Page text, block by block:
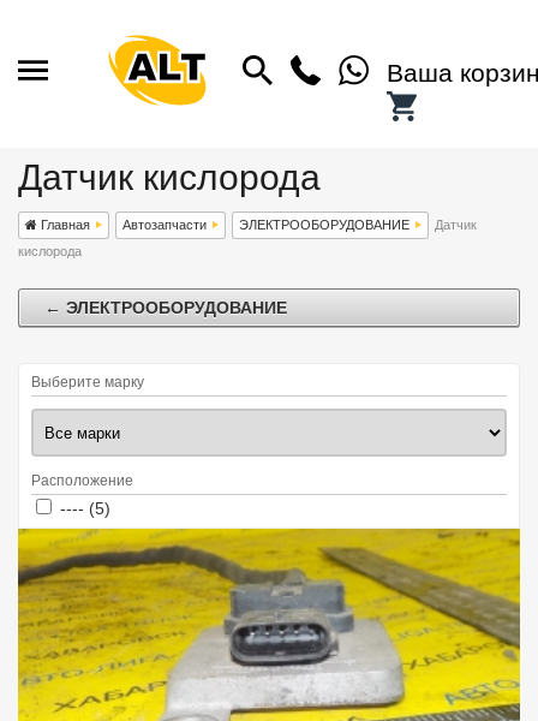
Ваша
Датчик кислорода
Главная Автозапчасти ЭЛЕКТРООБОРУДОВАНИЕ
Датчик
кислорода
← ЭЛЕКТРООБОРУДОВАНИЕ
Выберите марку
Расположение
Apply ---- filter
---- (5)